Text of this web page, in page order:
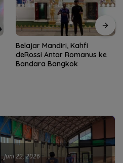
Belajar Mandiri, Kahfi
deRossi Antar Romanus ke
Bandara Bangkok
Juni 22, 2026